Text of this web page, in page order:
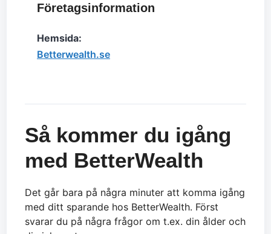
Företagsinformation
Hemsida:
Betterwealth.se
Så kommer du igång
med BetterWealth
Det går bara på några minuter att komma igång
med ditt sparande hos BetterWealth. Först
svarar du på några frågor om t.ex. din ålder och